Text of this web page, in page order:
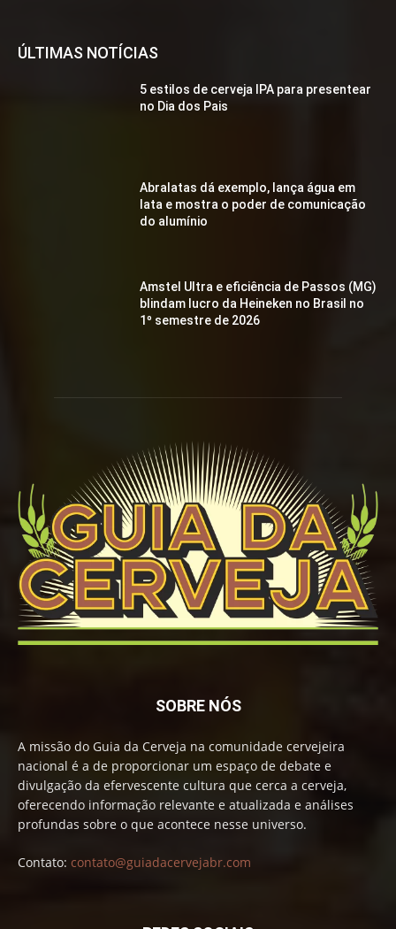
ÚLTIMAS NOTÍCIAS
5 estilos de cerveja IPA para presentear
no Dia dos Pais
Abralatas dá exemplo, lança água em
lata e mostra o poder de comunicação
do alumínio
Amstel Ultra e eficiência de Passos (MG)
blindam lucro da Heineken no Brasil no
1º semestre de 2026
SOBRE NÓS
A missão do Guia da Cerveja na comunidade cervejeira
nacional é a de proporcionar um espaço de debate e
divulgação da efervescente cultura que cerca a cerveja,
oferecendo informação relevante e atualizada e análises
profundas sobre o que acontece nesse universo.
Contato: contato@guiadacervejabr.com